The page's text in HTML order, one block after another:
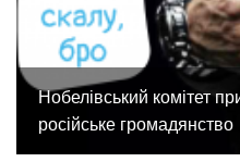
Нобелівський комітет
російське громадянство